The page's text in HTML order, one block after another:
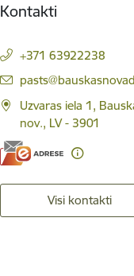
Kontakti
+371 63922238
E-pasts:
Uzvaras iela 1,
nov., LV - 3901
Visi kontakti